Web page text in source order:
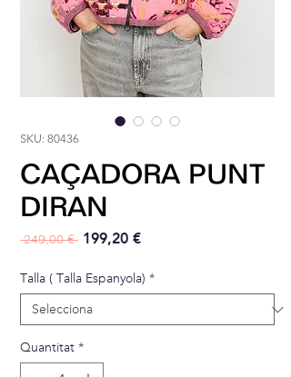
SKU: 80436
CAÇADORA PUNT
DIRAN
249,00 € Preu normal
199,20 €Preu d'oferta
Talla ( Talla Espanyola) *
Quantitat *